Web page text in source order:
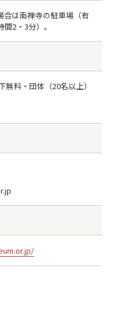
合は南禅寺の駐車場（有
2・3分）。
料・団体（20名以上）